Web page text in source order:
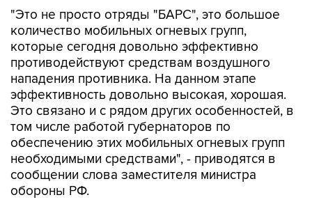
"Это не просто отряды "БАРС", это большое
количество мобильных огневых групп,
которые сегодня довольно эффективно
противодействуют средствам воздушного
нападения противника. На данном этапе
эффективность довольно высокая, хорошая.
Это связано и с рядом других особенностей, в
том числе работой губернаторов по
обеспечению этих мобильных огневых групп
необходимыми средствами", - приводятся в
сообщении слова заместителя министра
обороны РФ.